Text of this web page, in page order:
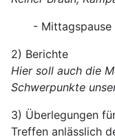
-
2) Berichte
Hier soll auch die
Schwerpunkte
3) Überlegungen
Treffen anlässlich